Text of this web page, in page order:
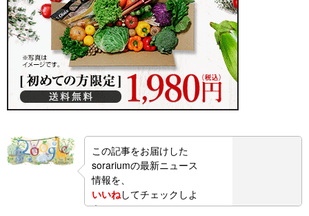
この記事をお届けした
sorariumの最新ニュース
情報を、
いいねしてチェックしよ
う！